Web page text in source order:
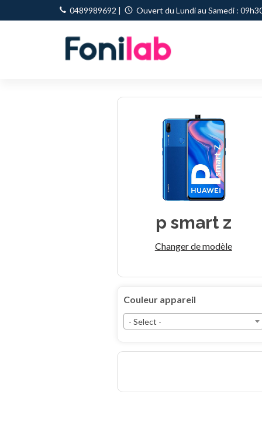
0489989692 | Ouvert du Lundi au Samedi :
p smart z
Changer de modèle
Couleur appareil
- Select -